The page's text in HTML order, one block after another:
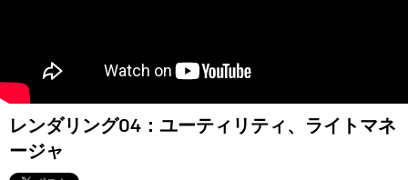
3DCGとは
建築・製造
Flow Production Tracking（旧ShotGrid）
レンダリング04：ユーティリティ、ライトマネ
ージャ